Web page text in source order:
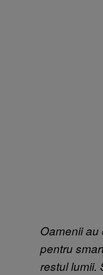
Oamenii
pentru
restul lumii.